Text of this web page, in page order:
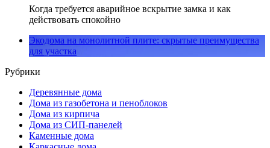
Когда требуется аварийное вскрытие замка и как
действовать спокойно
Экодома на монолитной плите: скрытые преимущества
для участка
Рубрики
Деревянные дома
Дома из газобетона и пеноблоков
Дома из кирпича
Дома из СИП-панелей
Каменные дома